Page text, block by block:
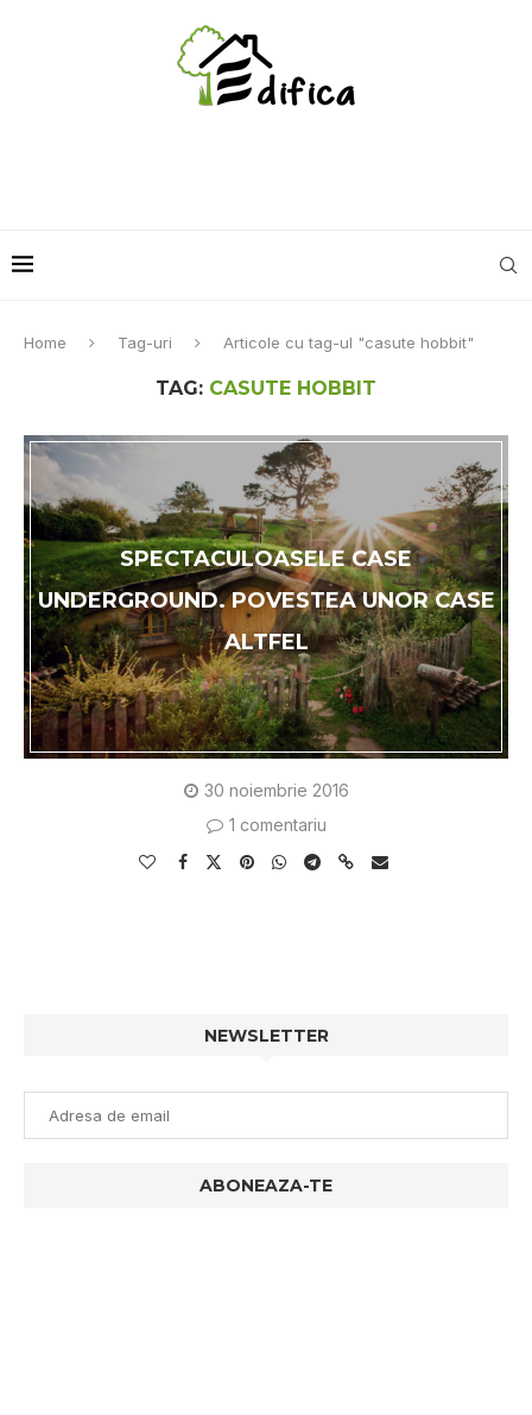
Home Tag-uri Articole cu tag-ul "casute hobbit"
TAG: CASUTE HOBBIT
SPECTACULOASELE CASE
UNDERGROUND. POVESTEA UNOR CASE
ALTFEL
30 noiembrie 2016
1 comentariu
NEWSLETTER